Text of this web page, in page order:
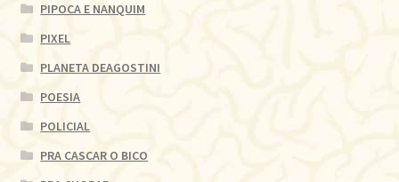
PIPOCA E NANQUIM
PIXEL
PLANETA DEAGOSTINI
POESIA
POLICIAL
PRA CASCAR O BICO